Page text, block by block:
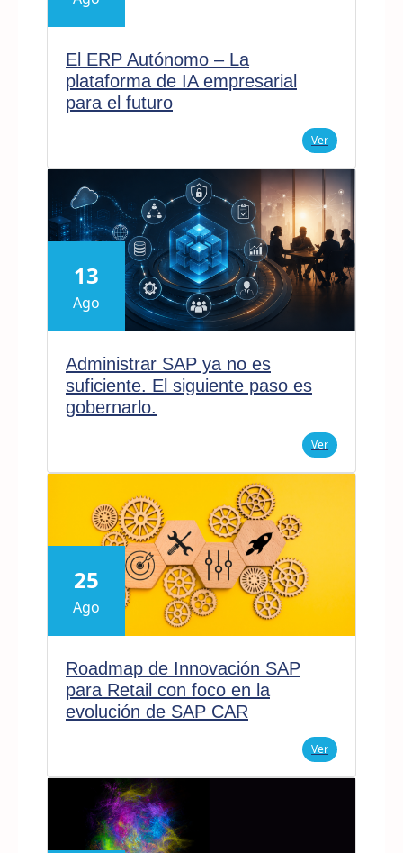
El ERP Autónomo – La
plataforma de IA empresarial
para el futuro
Ver
13
Ago
Administrar SAP ya no es
suficiente. El siguiente paso es
gobernarlo.
Ver
25
Ago
Roadmap de Innovación SAP
para Retail con foco en la
evolución de SAP CAR
Ver